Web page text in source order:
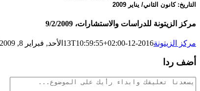
التاريخ: كانون الثاني/ يناير 2009
مركز الزيتونة للدراسات والاستشارات، 9/2/2009
مركز الزيتونة2016-12-13T10:59:55+02:00 الأحد, فبراير 8, 2009
أضف ردا
تعليقات